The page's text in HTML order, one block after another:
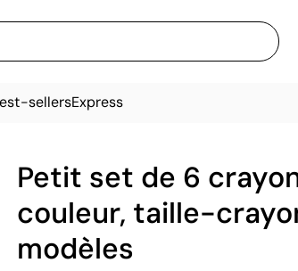
sellersExpress
Petit set de 6
couleur, taille-
modèles